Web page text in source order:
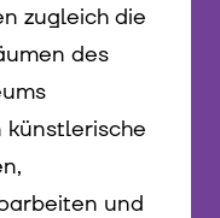
zugleich die
des
und